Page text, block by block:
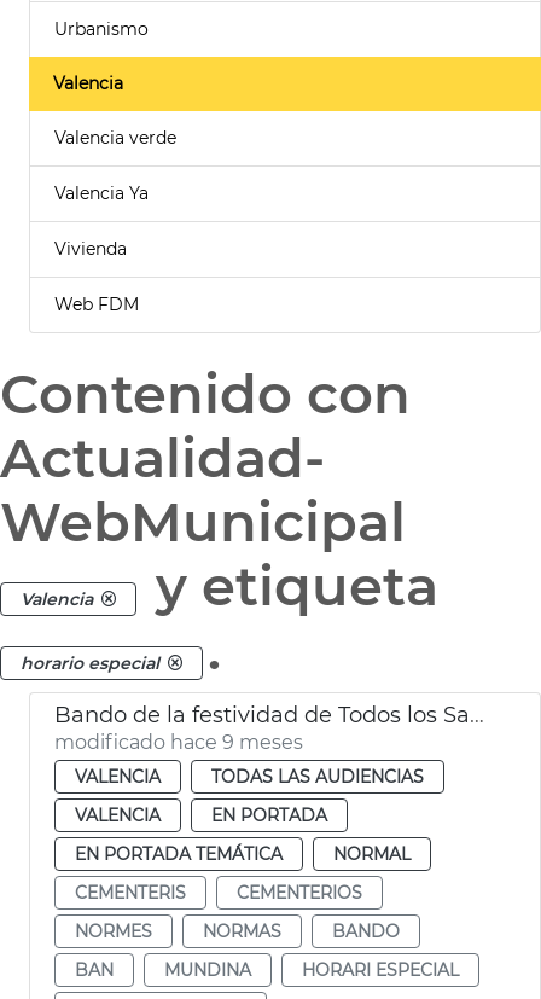
Urbanismo
Valencia
Valencia verde
Valencia Ya
Vivienda
Web FDM
Contenido con
Actualidad-
WebMunicipal
Valencia y etiqueta
horario especial .
Bando de la festividad de Todos los Santos
modificado hace 9 meses
VALENCIA
TODAS LAS AUDIENCIAS
VALENCIA
EN PORTADA
EN PORTADA TEMÁTICA
NORMAL
CEMENTERIS
CEMENTERIOS
NORMES
NORMAS
BANDO
BAN
MUNDINA
HORARI ESPECIAL